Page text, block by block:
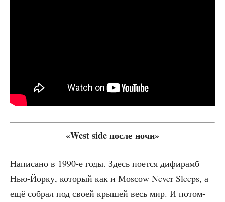
«West side после ночи»
Напи­са­но в 1990‑е годы. Здесь поет­ся дифи­рамб
Нью-Йор­ку, кото­рый как и Моs­соw Never Sleeps, а
ещё собрал под сво­ей кры­шей весь мир. И потом­